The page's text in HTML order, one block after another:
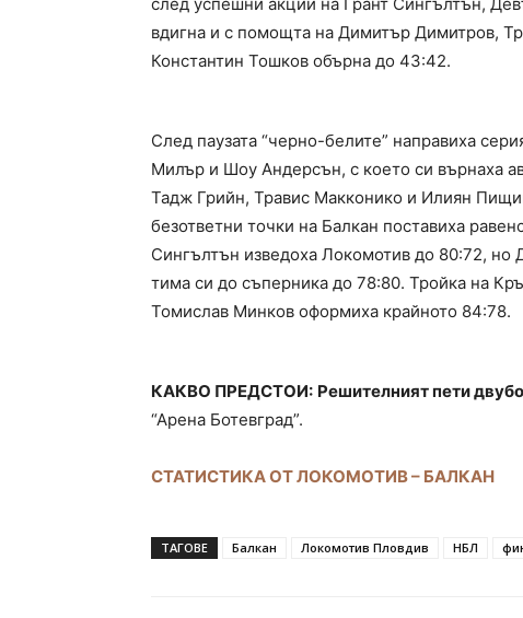
вдигна и с помощта на Димитър Димитров,
Константин Тошков обърна до 43:42.
След паузата “черно-белите” направиха
Милър и Шоу Андерсън, с което си върнаха
Тадж Грийн, Травис Макконико и Илиян
безответни точки на Балкан поставиха
Сингълтън изведоха Локомотив до 80:72,
тима си до съперника до 78:80. Тройка на
Томислав Минков оформиха крайното 84:78.
КАКВО ПРЕДСТОИ: Решителният пети
“Арена Ботевград”.
СТАТИСТИКА ОТ ЛОКОМОТИВ – БАЛКАН
ТАГОВЕ Балкан Локомотив Пловдив НБЛ